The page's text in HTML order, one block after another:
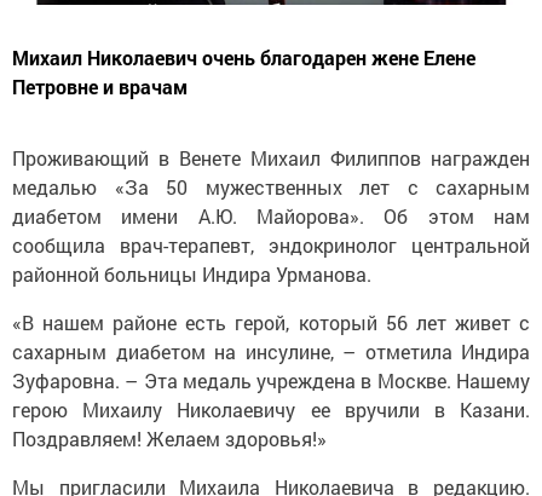
Петровне и врачам
медалью «За 50 мужественных лет с сахарным
диабетом имени А.Ю. Майорова». Об этом нам
сообщила врач-терапевт, эндокринолог центральной
районной больницы Индира Урманова.
«В нашем районе есть герой, который 56 лет живет с
сахарным диабетом на инсулине, – отметила Индира
Зуфаровна. – Эта медаль учреждена в Москве. Нашему
герою Михаилу Николаевичу ее вручили в Казани.
Поздравляем! Желаем здоровья!»
Мы пригласили Михаила Николаевича в редакцию.
«Мне завтра надо к врачу, сам за рулем, заеду и в